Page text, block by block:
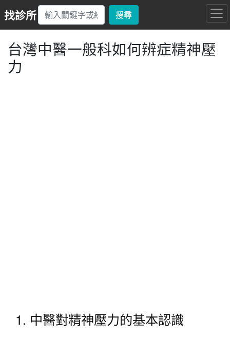
找診所 搜尋
台灣中醫一般科如何辨症精神壓
力
1. 中醫對精神壓力的基本認識